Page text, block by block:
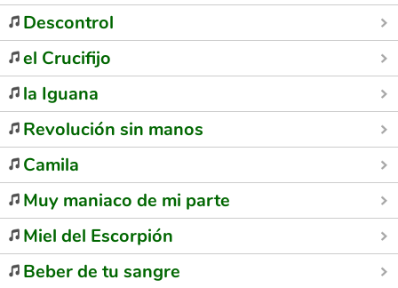
Descontrol
el Crucifijo
la Iguana
Revolución sin manos
Camila
Muy maniaco de mi parte
Miel del Escorpión
Beber de tu sangre